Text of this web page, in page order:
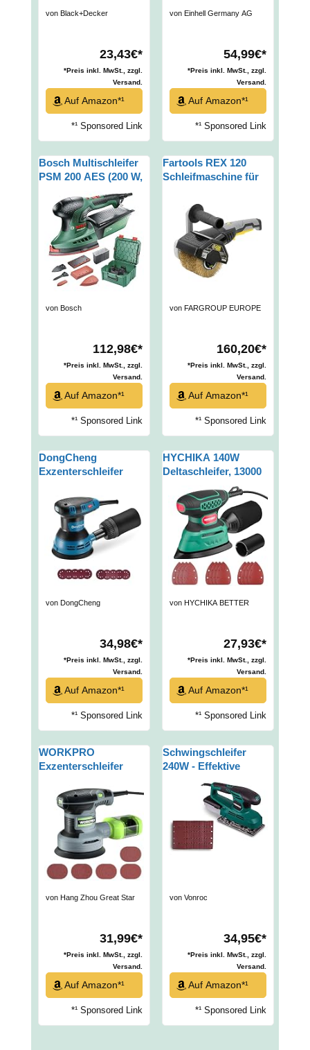
von Black+Decker
23,43€*
*Preis inkl. MwSt., zzgl.
Versand.
Auf Amazon*¹
*¹ Sponsored Link
Bosch Multischleifer
PSM 200 AES (200 W,
von Bosch
112,98€*
*Preis inkl. MwSt., zzgl.
Versand.
Auf Amazon*¹
*¹ Sponsored Link
DongCheng
Exzenterschleifer
Schleifmaschine, 6
Geschwindigkeiten,
4,000-12,000 U/min mit
Staubfangbehälter und
10 Schleifpapier, ideal
Holzbearbeitungsproje
Heimwerkerarbeiten
von DongCheng
34,98€*
*Preis inkl. MwSt., zzgl.
Versand.
Auf Amazon*¹
*¹ Sponsored Link
WORKPRO
Exzenterschleifer
Schleifmaschine 7000-
13000 OPM,
Multischleifer mit
Absaugung und
Staubbehälter,
Schleifgerät inkl. 20
Stück Schleifpapier
von Hang Zhou Great Star
31,99€*
*Preis inkl. MwSt., zzgl.
Versand.
Auf Amazon*¹
*¹ Sponsored Link
von Einhell Germany AG
54,99€*
*Preis inkl. MwSt., zzgl.
Versand.
Auf Amazon*¹
*¹ Sponsored Link
Fartools REX 120
Schleifmaschine für
1300 W, Schwarz,
Norme
von FARGROUP EUROPE
160,20€*
*Preis inkl. MwSt., zzgl.
Versand.
Auf Amazon*¹
*¹ Sponsored Link
HYCHIKA 140W
Deltaschleifer, 13000
OPM Multischleifer
Effiziente
Staubabsaugung, mit
12PCS Schleifpapier,
Ideal zum Schleifen
von Holz und
Entfernen von Rost
und Farbe
von HYCHIKA BETTER
27,93€*
*Preis inkl. MwSt., zzgl.
Versand.
Auf Amazon*¹
*¹ Sponsored Link
Schwingschleifer
240W - Effektive
Schleifmaschine
[11.000 U/min]
Schleifer Holz,
90x187mm, Inkl.
Staubsammelbehälter
& 12 Schleifpapiere
von Vonroc
34,95€*
*Preis inkl. MwSt., zzgl.
Versand.
Auf Amazon*¹
*¹ Sponsored Link